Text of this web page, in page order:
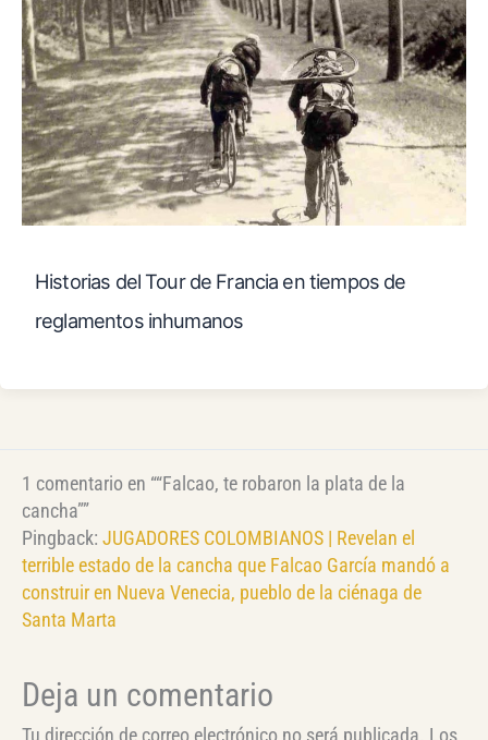
Historias del Tour de Francia en tiempos de
reglamentos inhumanos
1 comentario en ““Falcao, te robaron la plata de la
cancha””
Pingback: JUGADORES COLOMBIANOS | Revelan el
terrible estado de la cancha que Falcao García mandó a
construir en Nueva Venecia, pueblo de la ciénaga de
Santa Marta
Deja un comentario
Tu dirección de correo electrónico no será publicada. Los